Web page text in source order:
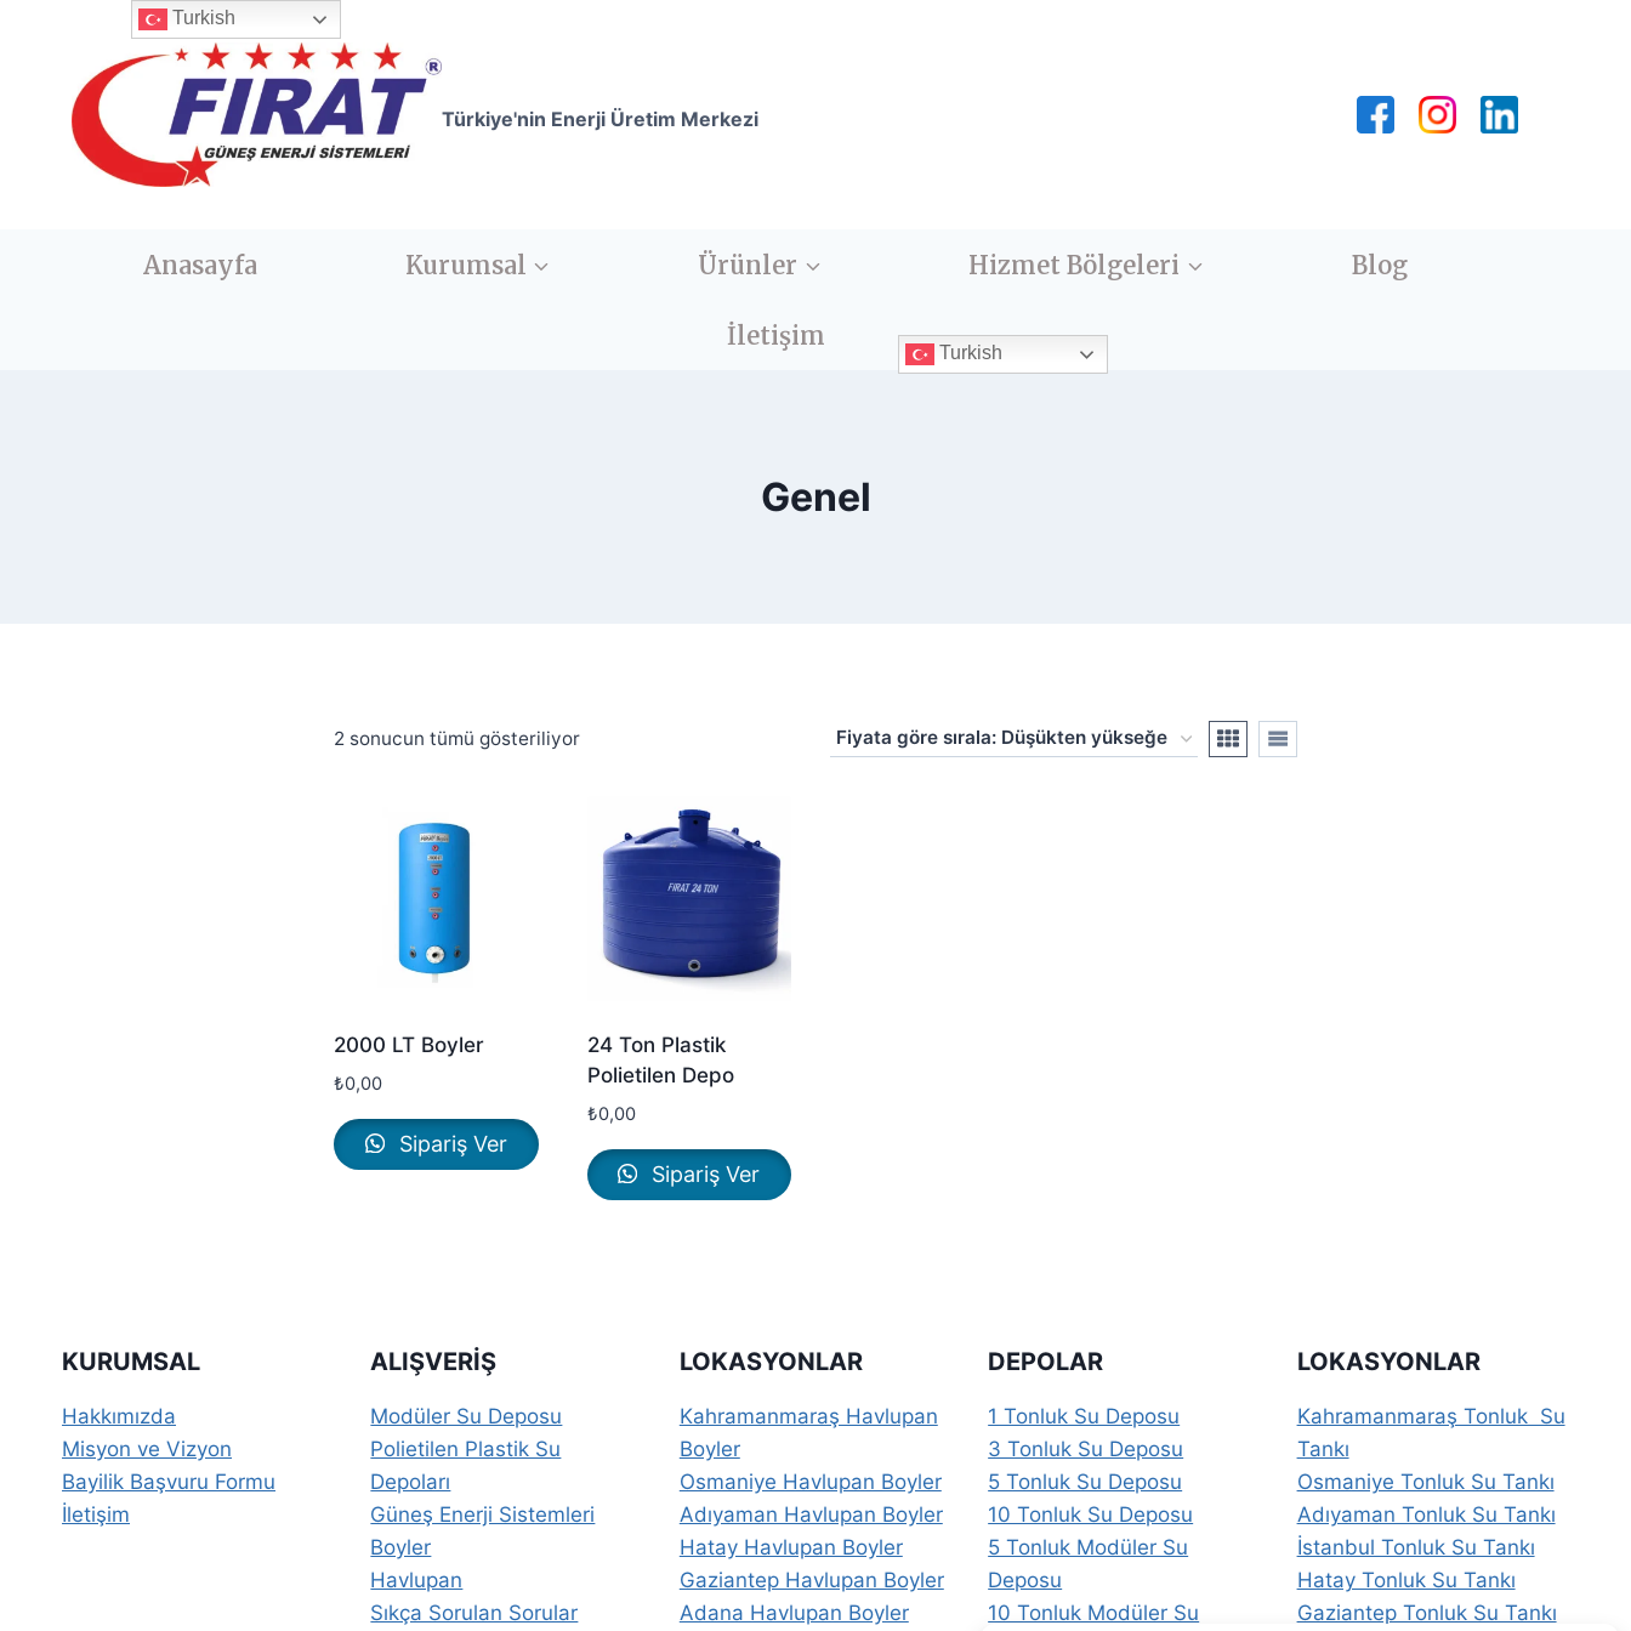
Türkiye'nin Enerji Üretim Merkezi
Anasayfa Kurumsal Ürünler Hizmet Bölgeleri Blog
İletişim
Turkish
Genel
2 sonucun tümü gösteriliyorFiyata
düşükten
yükseğe
2000 LT Boyler
₺0,00
Sipariş Ver
24 Ton Plastik
Polietilen Depo
₺0,00
Sipariş Ver
KURUMSAL
Hakkımızda
Misyon ve Vizyon
Bayilik Başvuru Formu
İletişim
ALIŞVERIŞ
Modüler Su Deposu
Polietilen Plastik Su
Depoları
Güneş Enerji Sistemleri
Boyler
Havlupan
Sıkça Sorulan Sorular
LOKASYONLAR
Kahramanmaraş Havlupan
Boyler
Osmaniye Havlupan Boyler
Adıyaman Havlupan Boyler
Hatay Havlupan Boyler
Gaziantep Havlupan Boyler
Adana Havlupan Boyler
DEPOLAR
1 Tonluk Su Deposu
3 Tonluk Su Deposu
5 Tonluk Su Deposu
10 Tonluk Su Deposu
5 Tonluk Modüler Su
Deposu
10 Tonluk Modüler Su
LOKASYONLAR
Kahramanmaraş Tonluk Su
Tankı
Osmaniye Tonluk Su Tankı
Adıyaman Tonluk Su Tankı
İstanbul Tonluk Su Tankı
Hatay Tonluk Su Tankı
Gaziantep Tonluk Su Tankı
Turkish